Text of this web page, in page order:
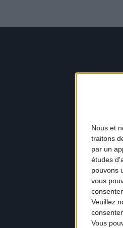
Nous et
traitons
par un
études
pouvons
vous
Veuillez
Vous